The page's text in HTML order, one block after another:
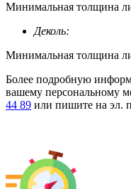
Минимальная толщина
Деколь:
Минимальная толщина
Более подробную
вашему персональному
44 89 или пишите на эл.